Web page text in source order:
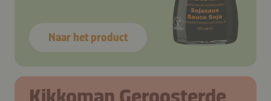
Stap 1
Naar het product